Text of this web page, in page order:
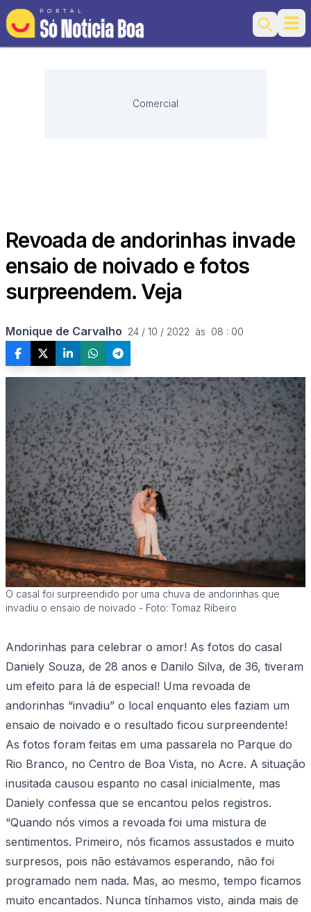
Search
Comercial
Revoada de andorinhas invade
ensaio de noivado e fotos
surpreendem. Veja
Monique de Carvalho 24 / 10 / 2022  às  08 : 00
O casal foi surpreendido por uma chuva de andorinhas que
invadiu o ensaio de noivado - Foto: Tomaz Ribeiro
Andorinhas para celebrar o amor! As fotos do casal
Daniely Souza, de 28 anos e Danilo Silva, de 36, tiveram
um efeito para lá de especial! Uma revoada de
andorinhas “invadiu” o local enquanto eles faziam um
ensaio de noivado e o resultado ficou surpreendente!
As fotos foram feitas em uma passarela no Parque do
Rio Branco, no Centro de Boa Vista, no Acre. A situação
inusitada causou espanto no casal inicialmente, mas
Daniely confessa que se encantou pelos registros.
“Quando nós vimos a revoada foi uma mistura de
sentimentos. Primeiro, nós ficamos assustados e muito
surpresos, pois não estávamos esperando, não foi
programado nem nada. Mas, ao mesmo, tempo ficamos
muito encantados. Nunca tínhamos visto, ainda mais de